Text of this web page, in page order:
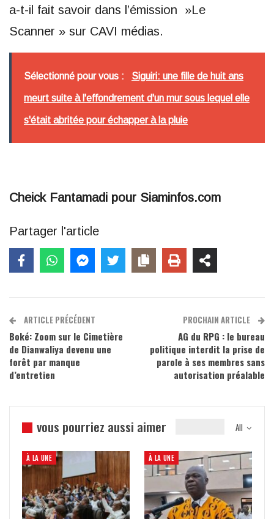
a-t-il fait savoir dans l’émission »Le
Scanner » sur CAVI médias.
Sélectionné pour vous : Siguiri: une fille de huit ans
meurt suite à l'effondrement d'un mur sous lequel elle
s'était abritée pour échapper à la pluie
Cheick Fantamadi pour Siaminfos.com
Partager l'article
ARTICLE PRÉCÉDENT
Boké: Zoom sur le Cimetière
de Dianwaliya devenu une
forêt par manque
d’entretien
PROCHAIN ARTICLE
AG du RPG : le bureau
politique interdit la prise de
parole à ses membres sans
autorisation préalable
All
vous pourriez aussi aimer
À LA UNE À LA UNE